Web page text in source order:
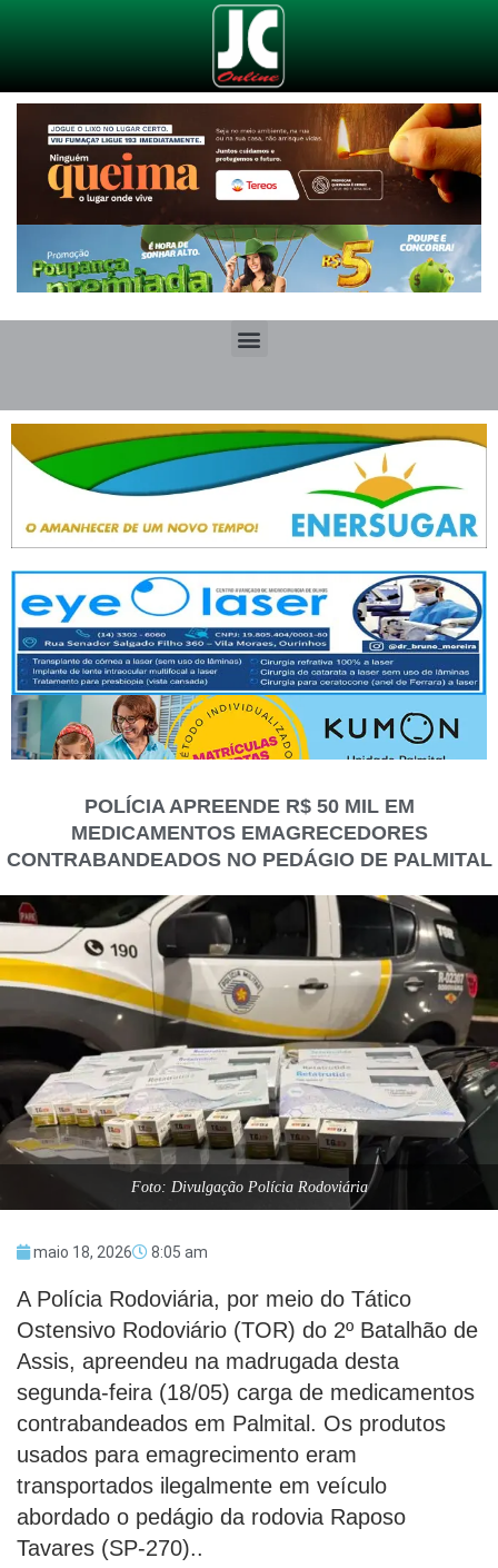
POLÍCIA APREENDE R$ 50 MIL EM
MEDICAMENTOS EMAGRECEDORES
CONTRABANDEADOS NO PEDÁGIO DE PALMITAL
Foto: Divulgação Polícia Rodoviária
maio 18, 2026 8:05 am
A Polícia Rodoviária, por meio do Tático
Ostensivo Rodoviário (TOR) do 2º Batalhão de
Assis, apreendeu na madrugada desta
segunda-feira (18/05) carga de medicamentos
contrabandeados em Palmital. Os produtos
usados para emagrecimento eram
transportados ilegalmente em veículo
abordado o pedágio da rodovia Raposo
Tavares (SP-270)..